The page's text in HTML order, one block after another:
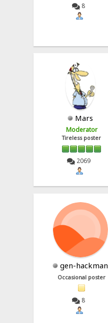
8
Mars
Moderator
Tireless poster
2069
gen-hackman
Occasional poster
8